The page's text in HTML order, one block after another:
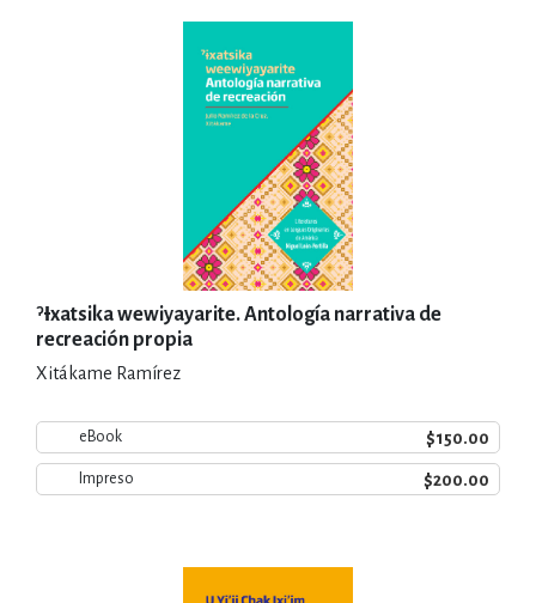
ˀƗxatsika wewiyayarite. Antología narrativa de
recreación propia
Xitákame Ramírez
eBook $150.00
Impreso $200.00